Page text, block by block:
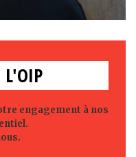
L'OIP
engagement à nos